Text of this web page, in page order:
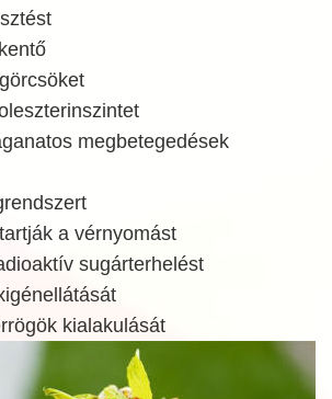
megbetegedések
a vérnyomást
sugárterhelést
kialakulását